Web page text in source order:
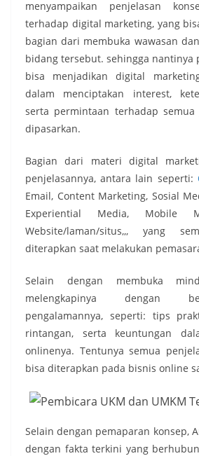
menyampaikan penjelasan
terhadap digital marketing, yang
bagian dari membuka wawasan
bidang tersebut. sehingga nantinya
bisa menjadikan digital
dalam menciptakan interest,
serta permintaan terhadap
dipasarkan.
Bagian dari materi digital
penjelasannya, antara lain seperti:
Email, Content Marketing, Sosial
Experiential Media, Mobile
Website/laman/situs,,, yang
diterapkan saat melakukan
Selain dengan membuka
melengkapinya dengan
pengalamannya, seperti: tips
rintangan, serta keuntungan
onlinenya. Tentunya semua
bisa diterapkan pada bisnis online
Selain dengan pemaparan konsep,
dengan fakta terkini yang